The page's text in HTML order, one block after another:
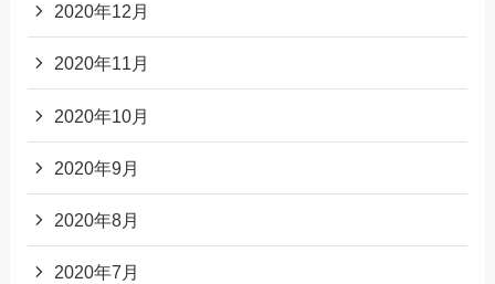
2020年12月
2020年11月
2020年10月
2020年9月
2020年8月
2020年7月